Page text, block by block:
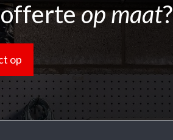
offerteop maat?
op